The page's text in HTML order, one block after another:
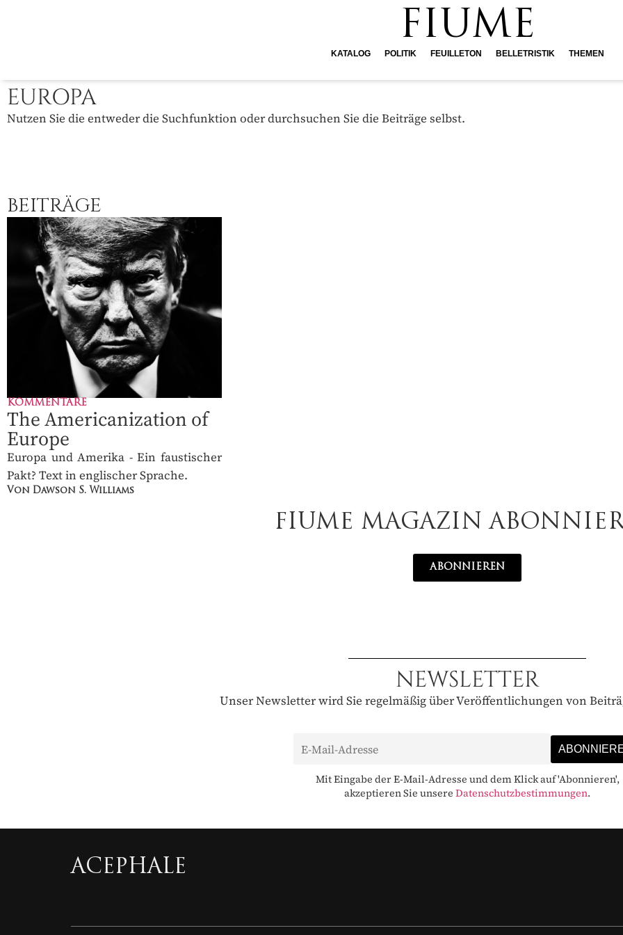
FIUME
KATALOG POLITIK FEUILLETON BELLETRISTIK THEMEN
EUROPA
Nutzen Sie die entweder die Suchfunktion oder durchsuchen Sie die Beiträge selbst.
BEITRÄGE
KOMMENTARE
The Americanization of
Europe
Europa und Amerika - Ein faustischer
Pakt? Text in englischer Sprache.
Von Dawson S. Williams
FIUME MAGAZIN
ABONNIEREN
NEWSLETTER
Unser Newsletter wird Sie regelmäßig über Veröffentlichungen von
Mit Eingabe der E-Mail-Adresse und dem Klick auf 'Abonnieren',
akzeptieren Sie unsere Datenschutzbestimmungen.
ACEPHALE